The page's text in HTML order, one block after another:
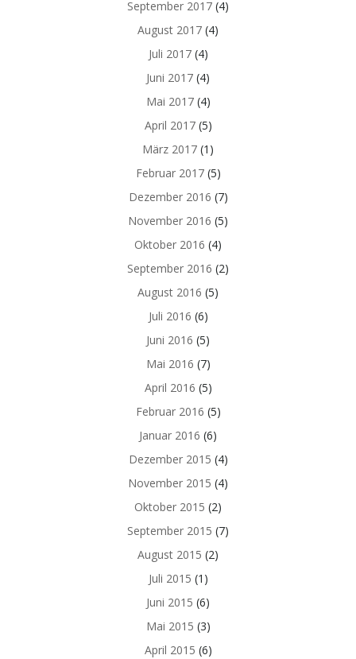
September 2017 (4)
August 2017 (4)
Juli 2017(4)
Juni 2017 (4)
Mai 2017(4)
April 2017(5)
März 2017 (1)
Februar 2017(5)
Dezember 2016 (7)
November 2016 (5)
Oktober 2016 (4)
September 2016 (2)
August 2016 (5)
Juli 2016 (6)
Juni 2016 (5)
Mai 2016 (7)
April 2016 (5)
Februar 2016 (5)
Januar 2016 (6)
Dezember 2015 (4)
November 2015 (4)
Oktober 2015 (2)
September 2015 (7)
August 2015 (2)
Juli 2015 (1)
Juni 2015 (6)
Mai 2015 (3)
April 2015 (6)